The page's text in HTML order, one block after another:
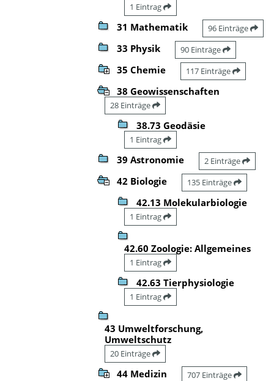
1 Eintrag
31 Mathematik 96 Einträge
33 Physik 90 Einträge
35 Chemie 117 Einträge
38 Geowissenschaften
28 Einträge
38.73 Geodäsie
1 Eintrag
39 Astronomie 2 Einträge
42 Biologie 135 Einträge
42.13 Molekularbiologie
1 Eintrag
42.60 Zoologie: Allgemeines
1 Eintrag
42.63 Tierphysiologie
1 Eintrag
43 Umweltforschung,
Umweltschutz
20 Einträge
44 Medizin 707 Einträge